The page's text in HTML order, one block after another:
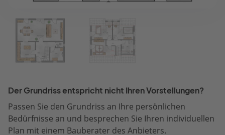
Der Grundriss entspricht nicht Ihren Vorstellungen?
Passen Sie den Grundriss an Ihre persönlichen
Bedürfnisse an und besprechen Sie Ihren individuellen
Plan mit einem Bauberater des Anbieters.